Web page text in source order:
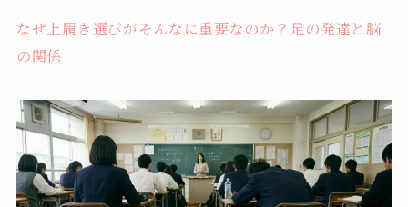
なぜ上履き選びがそんなに重要なのか？足の発達と脳
の関係